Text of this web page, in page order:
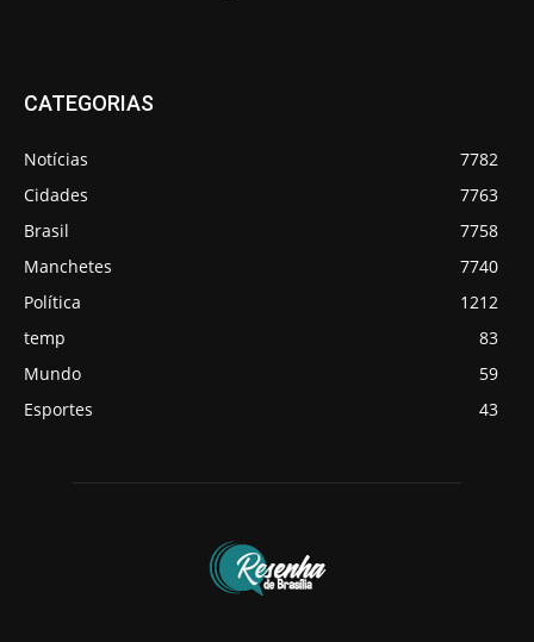
CATEGORIAS
Notícias
7782
Cidades
7763
Brasil
7758
Manchetes
7740
Política
1212
temp
83
Mundo
59
Esportes
43